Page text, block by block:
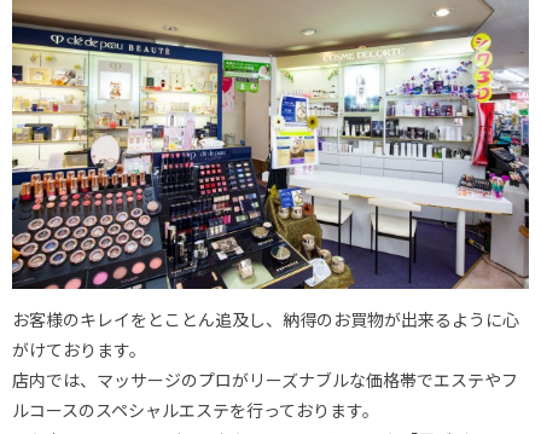
お客様のキレイをとことん追及し、納得のお買物が出来るように心
がけております。
店内では、マッサージのプロがリーズナブルな価格帯でエステやフ
ルコースのスペシャルエステを行っております。